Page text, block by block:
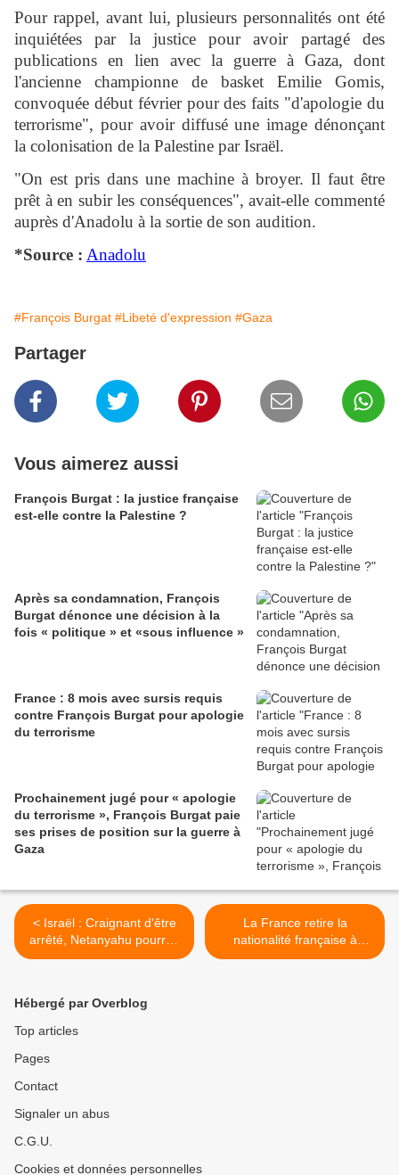
Pour rappel, avant lui, plusieurs personnalités ont été
inquiétées par la justice pour avoir partagé des
publications en lien avec la guerre à Gaza, dont
l'ancienne championne de basket Emilie Gomis,
convoquée début février pour des faits "d'apologie du
terrorisme", pour avoir diffusé une image dénonçant
la colonisation de la Palestine par Israël.
"On est pris dans une machine à broyer. Il faut être
prêt à en subir les conséquences", avait-elle commenté
auprès d'Anadolu à la sortie de son audition.
*Source : Anadolu
#François Burgat #Libeté d'expression #Gaza
Partager
Vous aimerez aussi
François Burgat : la justice française
est-elle contre la Palestine ?
Après sa condamnation, François
Burgat dénonce une décision à la
fois « politique » et «sous influence »
France : 8 mois avec sursis requis
contre François Burgat pour apologie
du terrorisme
Prochainement jugé pour « apologie
du terrorisme », François Burgat paie
ses prises de position sur la guerre à
Gaza
< Israël : Craignant d'être
arrêté, Netanyahu pourrait
éviter une escale en Europe
La France retire la
nationalité française à
l'activiste Kemi Seba >
Hébergé par Overblog
Top articles
Pages
Contact
Signaler un abus
C.G.U.
Cookies et données personnelles